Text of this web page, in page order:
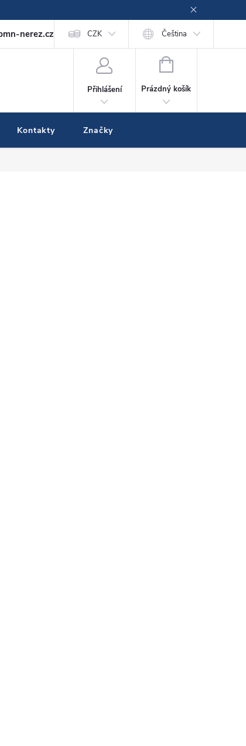
nerez.cz CZK Čeština
Přihlášení
NÁKUPNÍ
Prázdný košík
Kontakty Značky